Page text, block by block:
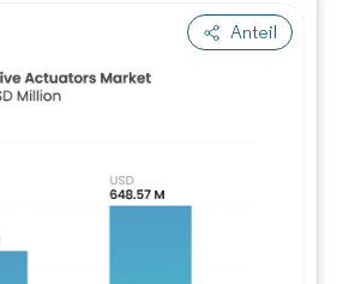
Anteil